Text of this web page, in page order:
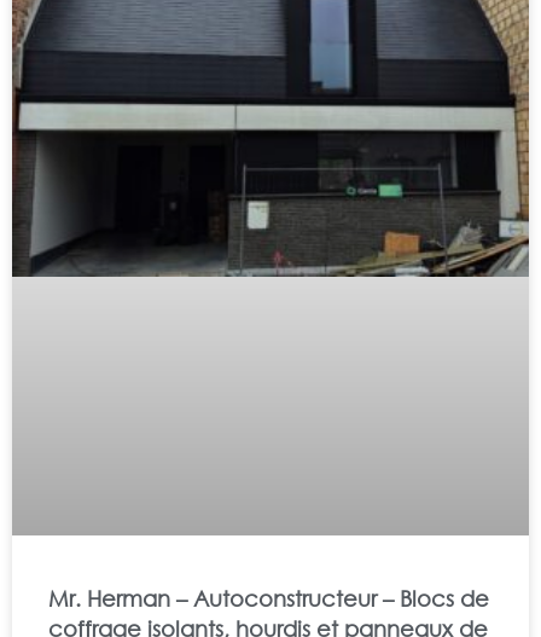
Mr. Herman – Autoconstructeur – Blocs de
coffrage isolants, hourdis et panneaux de